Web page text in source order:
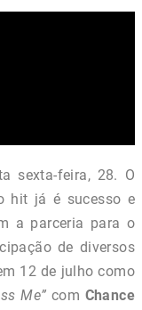
sexta-feira, 28. O
hit já é sucesso e
a parceria para o
de diversos
12 de julho como
Me” com Chance